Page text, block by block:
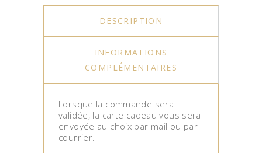
DESCRIPTION
INFORMATIONS
COMPLÉMENTAIRES
Lorsque la commande sera
validée, la carte cadeau vous sera
envoyée au choix par mail ou par
courrier.